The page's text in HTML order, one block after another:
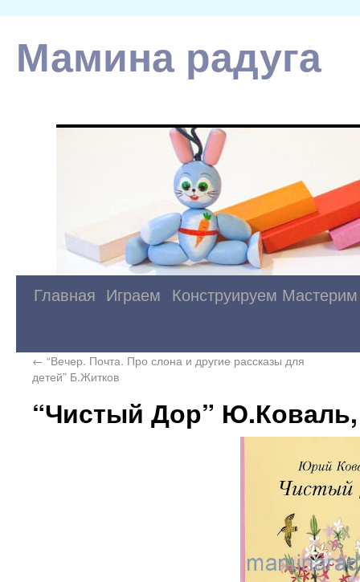
Мамина радуга
Главная Играем Конструируем Мастерим
← “Вечер. Почта. Про слона и другие рассказы для
детей” Б.Житков
“Чистый Дор”